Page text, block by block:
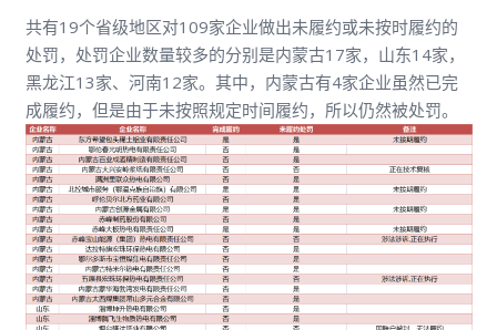
共有19个省级地区对109家企业做出未履约或未按时履约的
处罚，处罚企业数量较多的分别是内蒙古17家，山东14家，
黑龙江13家、河南12家。其中，内蒙古有4家企业虽然已完
成履约，但是由于未按照规定时间履约，所以仍然被处罚。